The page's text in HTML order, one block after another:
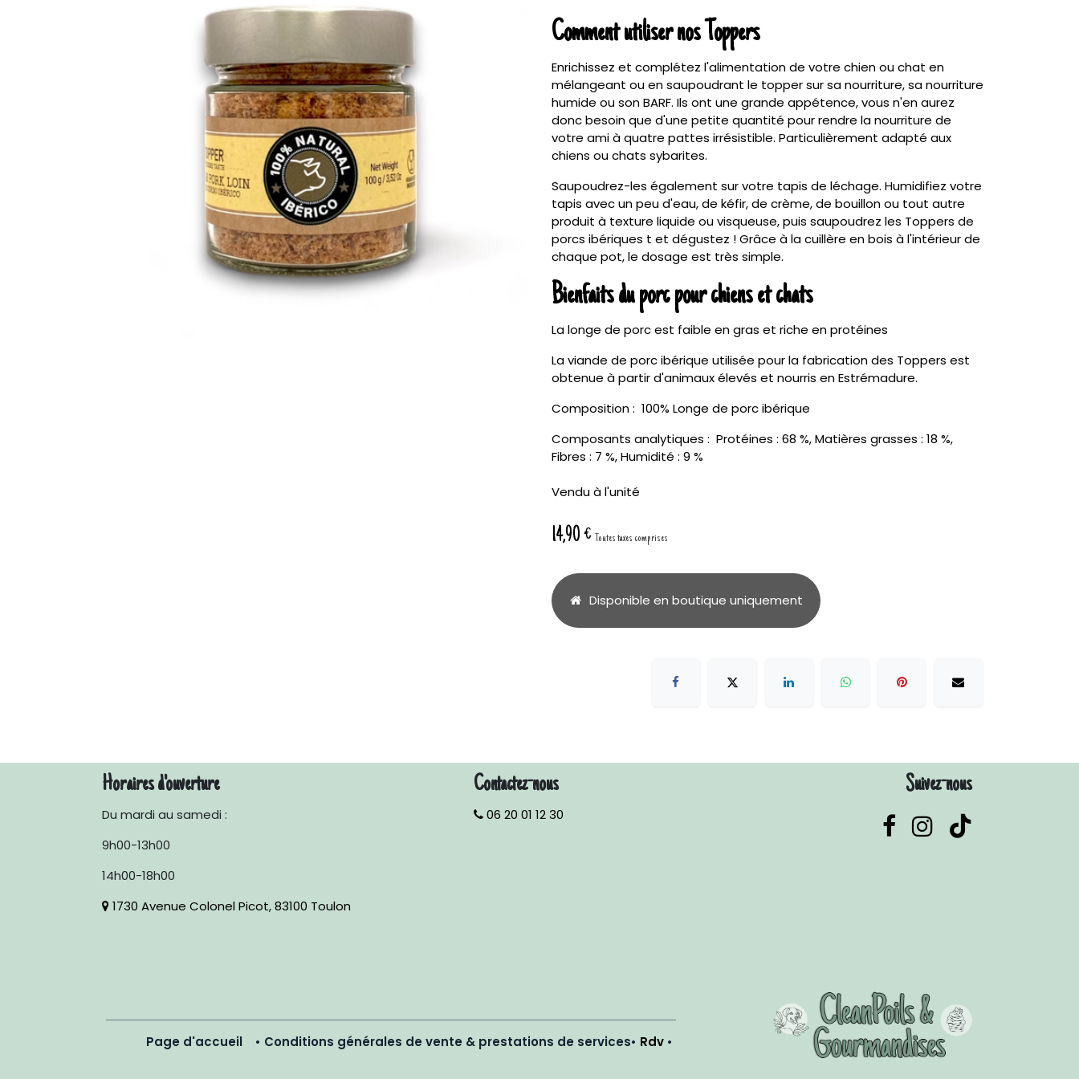
Comment utiliser nos Toppers
Enrichissez et complétez l'alimentation de votre chien ou chat en
mélangeant ou en saupoudrant le topper sur sa nourriture, sa nourriture
humide ou son BARF. Ils ont une grande appétence, vous n'en aurez
donc besoin que d'une petite quantité pour rendre la nourriture de
votre ami à quatre pattes irrésistible. Particulièrement adapté aux
chiens ou chats sybarites.
Saupoudrez-les également sur votre tapis de léchage. Humidifiez votre
tapis avec un peu d'eau, de kéfir, de crème, de bouillon ou tout autre
produit à texture liquide ou visqueuse, puis saupoudrez les Toppers de
porcs ibériques t et dégustez ! Grâce à la cuillère en bois à l'intérieur de
chaque pot, le dosage est très simple.
Bienfaits du porc pour chiens et chats
La longe de porc est faible en gras et riche en protéines
La viande de porc ibérique utilisée pour la fabrication des Toppers est
obtenue à partir d'animaux élevés et nourris en Estrémadure.
Composition : 100% Longe de porc ibérique
Composants analytiques : Protéines : 68 %, Matières grasses : 18 %,
Fibres : 7 %, Humidité : 9 %
Vendu à l'unité
14,90€ Toutes taxes comprises
Disponible en boutique uniquement
Horaires d'ouverture
Du mardi au samedi :
9h00-13h00
14h00-18h00
1730 Avenue Colonel Picot, 83100 Toulon
Suivez-nous
Contactez-nous
06 20 01 12 30
Page d'accueil • Conditions générales de vente & prestations de services• Rdv •